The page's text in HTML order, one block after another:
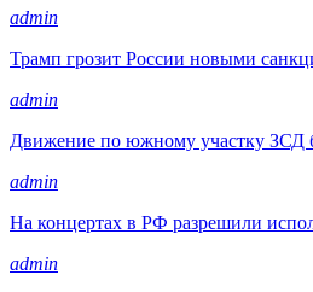
admin
Трамп грозит России новыми
admin
Движение по южному участку ЗСД
admin
На концертах в РФ разрешили
admin